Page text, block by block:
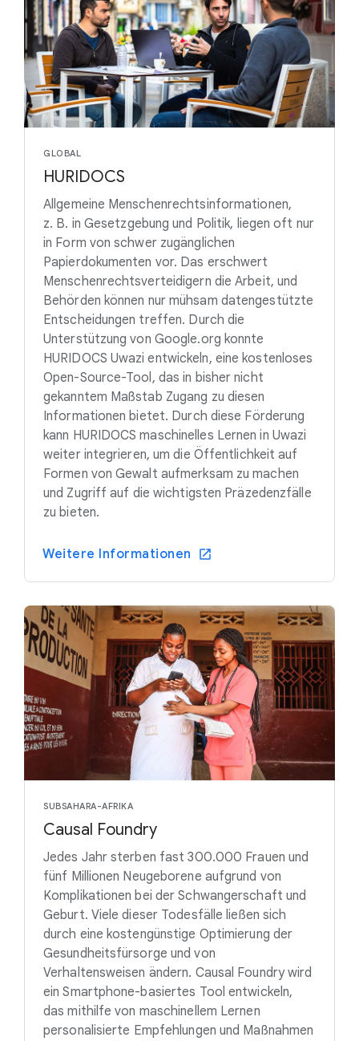
GLOBAL
HURIDOCS
Allgemeine Menschenrechtsinformationen,
z. B. in Gesetzgebung und Politik, liegen oft nur
in Form von schwer zugänglichen
Papierdokumenten vor. Das erschwert
Menschenrechtsverteidigern die Arbeit, und
Behörden können nur mühsam datengestützte
Entscheidungen treffen. Durch die
Unterstützung von Google.org konnte
HURIDOCS Uwazi entwickeln, eine kostenloses
Open-Source-Tool, das in bisher nicht
gekanntem Maßstab Zugang zu diesen
Informationen bietet. Durch diese Förderung
kann HURIDOCS maschinelles Lernen in Uwazi
weiter integrieren, um die Öffentlichkeit auf
Formen von Gewalt aufmerksam zu machen
und Zugriff auf die wichtigsten Präzedenzfälle
zu bieten.
Weitere Informationen
SUBSAHARA-AFRIKA
Causal Foundry
Jedes Jahr sterben fast 300.000 Frauen und
fünf Millionen Neugeborene aufgrund von
Komplikationen bei der Schwangerschaft und
Geburt. Viele dieser Todesfälle ließen sich
durch eine kostengünstige Optimierung der
Gesundheitsfürsorge und von
Verhaltensweisen ändern. Causal Foundry wird
ein Smartphone-basiertes Tool entwickeln,
das mithilfe von maschinellem Lernen
personalisierte Empfehlungen und Maßnahmen